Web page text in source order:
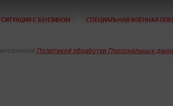
СИТУАЦИЯ С БЕНЗИНОМ СПЕЦИАЛЬНАЯ ВОЕННАЯ
Политикой обработки Персональных